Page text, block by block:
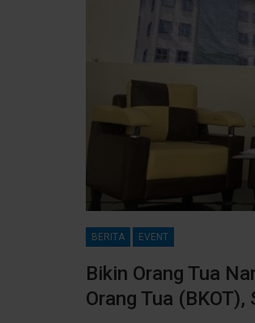
BERITA EVENT
Bikin Orang Tua
Orang Tua